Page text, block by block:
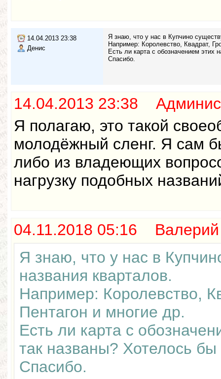
14.04.2013 23:38
Денис
Я знаю, что у нас в Купчино
Например: Королевство, Квадрат,
Есть ли карта с обозначением этих
Спасибо.
14.04.2013 23:38
Я полагаю, это такой
молодёжный сленг. Я сам
либо из владеющих
нагрузку подобных
04.11.2018 05:16 Валерий
Я знаю, что у нас в
названия кварталов.
Например: Королевство,
Пентагон и многие др.
Есть ли карта с
так названы? Хотелось бы
Спасибо.